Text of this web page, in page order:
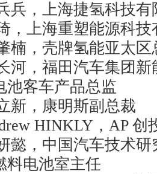
，上海捷氢科技有
上海重塑能源科技
，壳牌氢能亚太区
，福田汽车集团新
池客车产品总监
，康明斯副总裁
HINKLY，AP 创
，中国汽车技术研
料电池室主任